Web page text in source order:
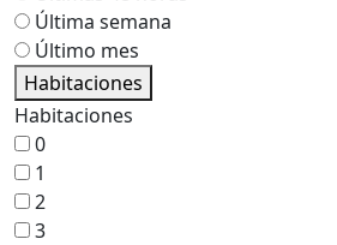
Última semana
Último mes
Habitaciones
Habitaciones
0
1
2
3